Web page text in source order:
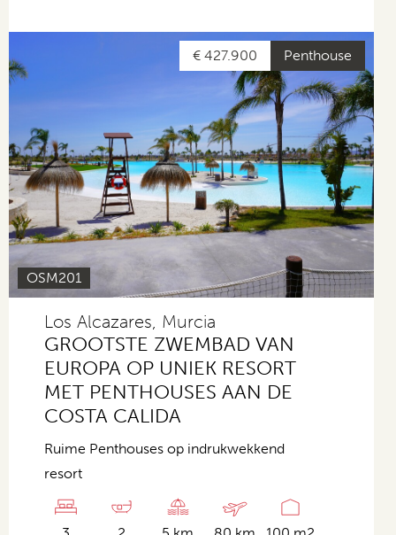
Penthouse
€ 427.900
OSM201
Los Alcazares, Murcia
GROOTSTE ZWEMBAD VAN
EUROPA OP UNIEK RESORT
MET PENTHOUSES AAN DE
COSTA CALIDA
Ruime Penthouses op indrukwekkend
resort